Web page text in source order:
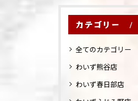
カテゴリー
全てのカテゴリー
わいず熊谷店
わいず春日部店